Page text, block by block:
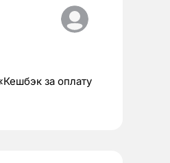
за оплату